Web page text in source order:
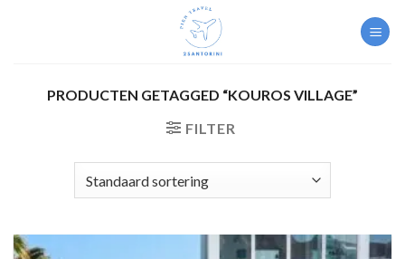
PRODUCTEN GETAGGED “KOUROS VILLAGE”
FILTER